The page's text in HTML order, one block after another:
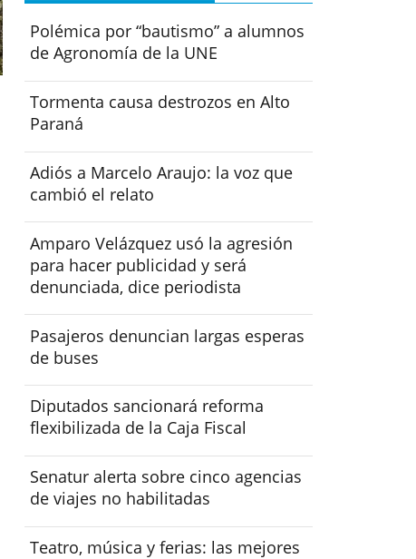
Polémica por “bautismo” a alumnos
de Agronomía de la UNE
Tormenta causa destrozos en Alto
Paraná
Adiós a Marcelo Araujo: la voz que
cambió el relato
Amparo Velázquez usó la agresión
para hacer publicidad y será
denunciada, dice periodista
Pasajeros denuncian largas esperas
de buses
Diputados sancionará reforma
flexibilizada de la Caja Fiscal
Senatur alerta sobre cinco agencias
de viajes no habilitadas
Teatro, música y ferias: las mejores